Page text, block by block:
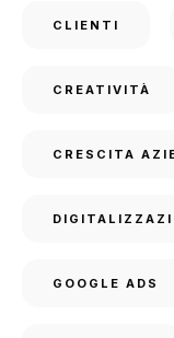
CLIENTI
CREATIVITÀ
CRESCITA
GOOGLE ADS